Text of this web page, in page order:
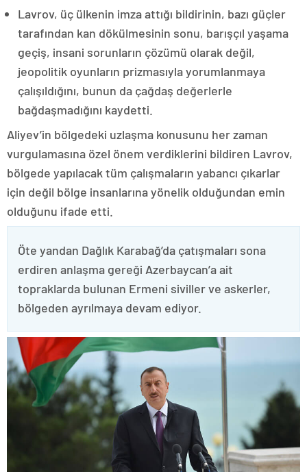
Lavrov, üç ülkenin imza attığı bildirinin, bazı güçler
tarafından kan dökülmesinin sonu, barışçıl yaşama
geçiş, insani sorunların çözümü olarak değil,
jeopolitik oyunların prizmasıyla yorumlanmaya
çalışıldığını, bunun da çağdaş değerlerle
bağdaşmadığını kaydetti.
Aliyev’in bölgedeki uzlaşma konusunu her zaman
vurgulamasına özel önem verdiklerini bildiren Lavrov,
bölgede yapılacak tüm çalışmaların yabancı çıkarlar
için değil bölge insanlarına yönelik olduğundan emin
olduğunu ifade etti.
Öte yandan Dağlık Karabağ’da çatışmaları sona
erdiren anlaşma gereği Azerbaycan’a ait
topraklarda bulunan Ermeni siviller ve askerler,
bölgeden ayrılmaya devam ediyor.